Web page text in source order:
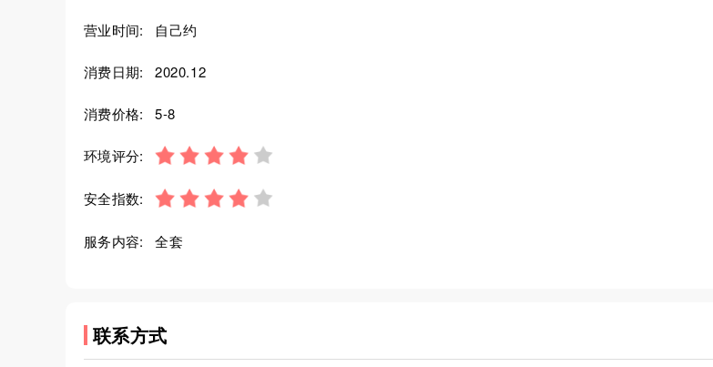
营业时间: 自己约
消费日期: 2020.12
消费价格: 5-8
环境评分:
安全指数:
服务内容: 全套
联系方式